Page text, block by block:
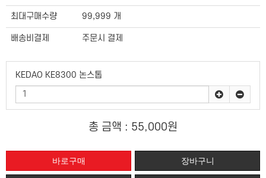
최대구매수량 99,999 개
배송비결제 주문시 결제
KEDAO KE8300 논스톱
총 금액 : 55,000원